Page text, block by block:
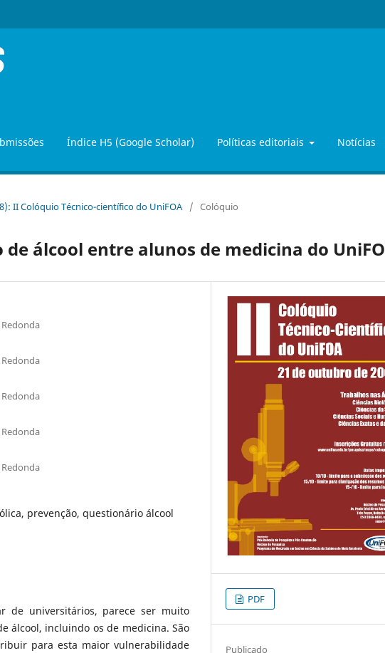
Índice H5 (Google Scholar) Políticas editoriais Notícias
II Colóquio Técnico-científico do UniFOA / Colóquio
de álcool entre alunos de medicina do
prevenção, questionário álcool
de universitários, parece ser muito
álcool, incluindo os de medicina. São
para esta maior vulnerabilidade
PDF
Publicado